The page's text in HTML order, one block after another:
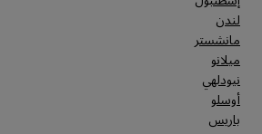
لندن
مانشستر
ميلانو
نيودلهي
أوسلو
باريس